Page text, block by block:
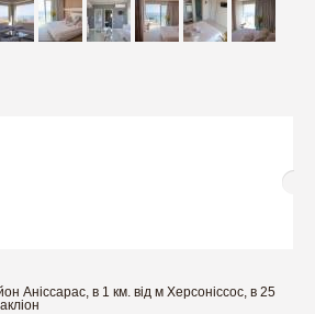
Аніссарас, в 1 км. від м Херсоніссос, в 25